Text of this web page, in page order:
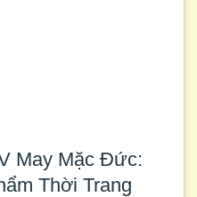
May Mặc Đức:
Thời Trang